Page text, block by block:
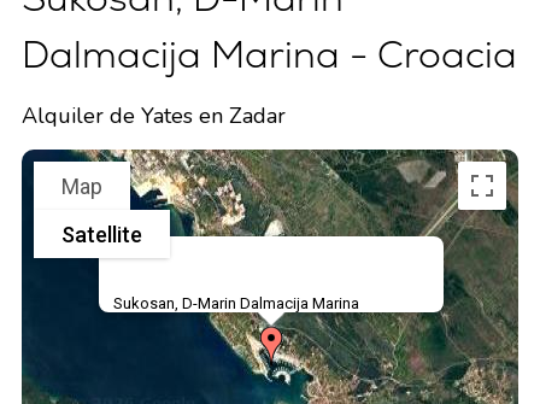
Dalmacija Marina - Croacia
Alquiler de Yates en Zadar
Sukosan, D-Marin Dalmacija Marina
Map
Satellite